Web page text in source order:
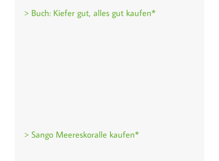
> Buch: Kiefer gut, alles gut kaufen*
> Sango Meereskoralle kaufen*